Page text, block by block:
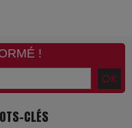
!
CLÉS